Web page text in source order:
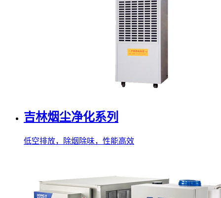
吉林烟尘净化系列
低空排放，除烟除味，性能高效